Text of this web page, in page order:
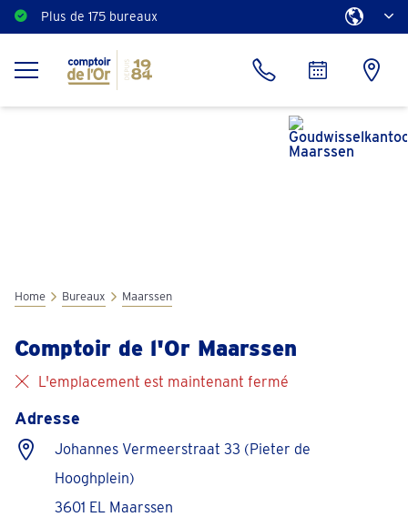
Plus de 175 bureaux
Home Bureaux Maarssen
Comptoir de l'Or Maarssen
L'emplacement est maintenant fermé
Adresse
Johannes Vermeerstraat 33 (Pieter de
Hooghplein)
3601 EL Maarssen